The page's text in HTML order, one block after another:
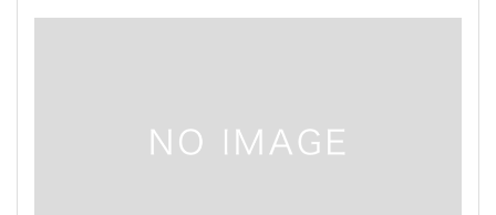
法人運営
評議員会・社員総会
会計・税務